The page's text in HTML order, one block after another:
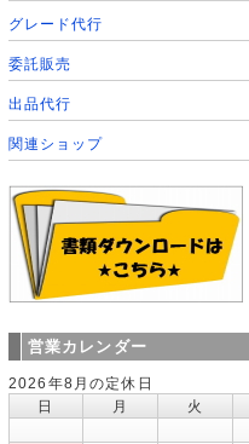
グレード代行
委託販売
出品代行
関連ショップ
営業カレンダー
2026年8月の定休日
日
月 火